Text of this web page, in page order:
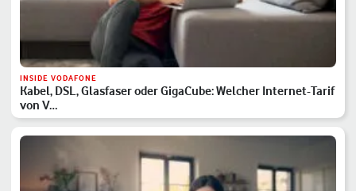
INSIDE VODAFONE
Kabel, DSL, Glasfaser oder GigaCube: Welcher Internet-Tarif
von V…